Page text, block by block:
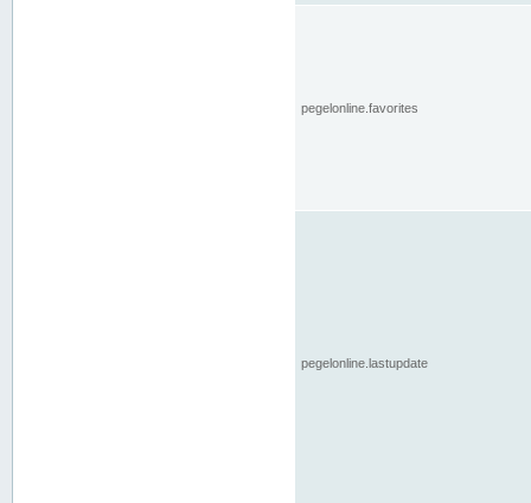
pegelonline.favorites
pegelonline.lastupdate